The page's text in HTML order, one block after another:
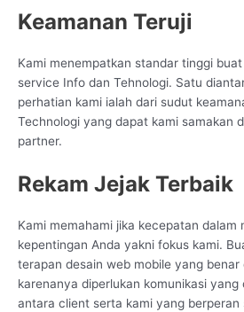
Keamanan Teruji
Kami menempatkan standar tinggi
service Info dan Tehnologi. Satu
perhatian kami ialah dari sudut
Technologi yang dapat kami samakan
partner.
Rekam Jejak Terbaik
Kami memahami jika kecepatan dalam
kepentingan Anda yakni fokus kami.
terapan desain web mobile yang benar
karenanya diperlukan komunikasi
antara client serta kami yang berperan